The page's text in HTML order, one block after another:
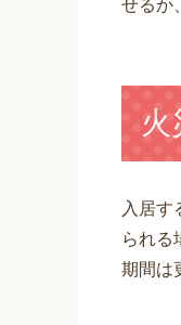
せるか
火
入居す
られる
期間は